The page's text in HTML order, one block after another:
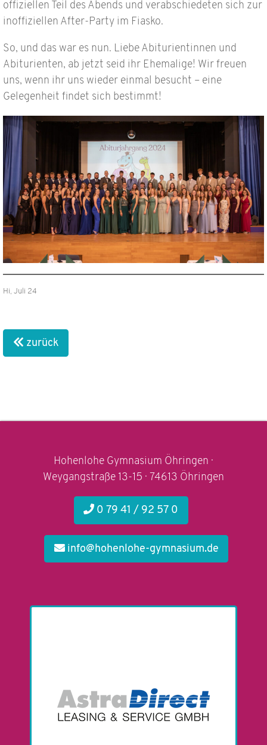
offiziellen Teil des Abends und verabschiedeten sich zur
inoffiziellen After-Party im Fiasko.
So, und das war es nun. Liebe Abiturientinnen und
Abiturienten, ab jetzt seid ihr Ehemalige! Wir freuen
uns, wenn ihr uns wieder einmal besucht – eine
Gelegenheit findet sich bestimmt!
Hi, Juli 24
zurück
Hohenlohe Gymnasium Öhringen ·
Weygangstraße 13-15 · 74613 Öhringen
0 79 41 / 92 57 0
info@hohenlohe-gymnasium.de